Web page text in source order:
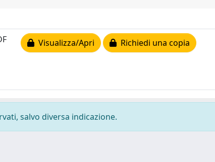
Visualizza/Apri Richiedi una copia
salvo diversa indicazione.